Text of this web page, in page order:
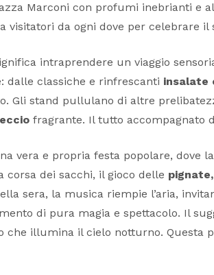
Marconi con profumi inebrianti e
visitatori da ogni dove per celebrare
intraprendere un viaggio
dalle classiche e rinfrescanti insalate
Gli stand pullulano di altre
fragrante. Il tutto accompagnato
vera e propria festa popolare,
corsa dei sacchi, il gioco delle pignate,
sera, la musica riempie l’aria,
di pura magia e spettacolo. Il
che illumina il cielo notturno.